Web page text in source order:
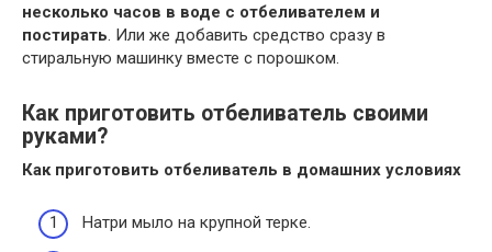
несколько часов в воде с отбеливателем и
постирать. Или же добавить средство сразу в
стиральную машинку вместе с порошком.
Как приготовить отбеливатель своими
руками?
Как приготовить отбеливатель в домашних условиях
Натри мыло на крупной терке.